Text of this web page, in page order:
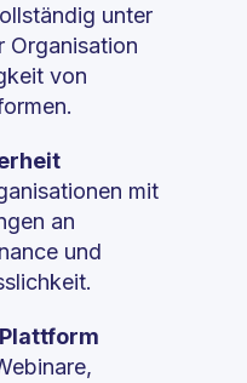
unter
Organisation
von
mit
an
und